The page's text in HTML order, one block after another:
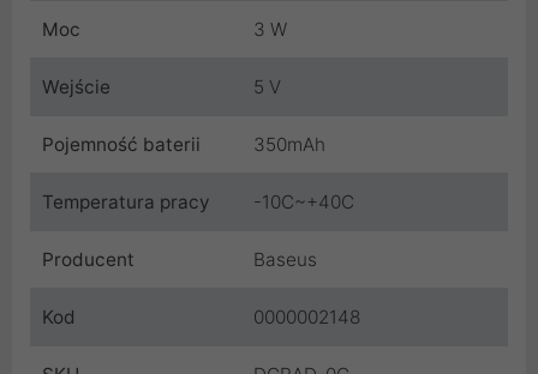
Moc 3 W
Wejście 5 V
Pojemność baterii 350mAh
Temperatura pracy -10C~+40C
Producent Baseus
Kod 0000002148